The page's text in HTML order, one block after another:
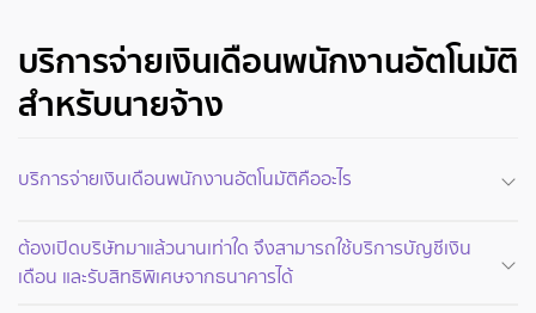
บริการจ่ายเงินเดือนพนักงานอัตโนมัติ
สำหรับนายจ้าง
บริการจ่ายเงินเดือนพนักงานอัตโนมัติคืออะไร
ต้องเปิดบริษัทมาแล้วนานเท่าใด จึงสามารถใช้บริการบัญชีเงิน
เดือน และรับสิทธิพิเศษจากธนาคารได้